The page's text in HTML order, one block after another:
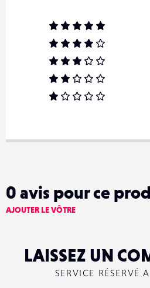
0 avis pour ce
AJOUTER LE VÔTRE
LAISSEZ UN
SERVICE RÉSERVÉ